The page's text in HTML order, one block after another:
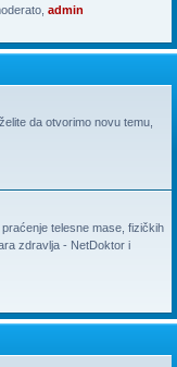
admin
da otvorimo novu temu,
telesne mase, fizičkih
zdravlja - NetDoktor i